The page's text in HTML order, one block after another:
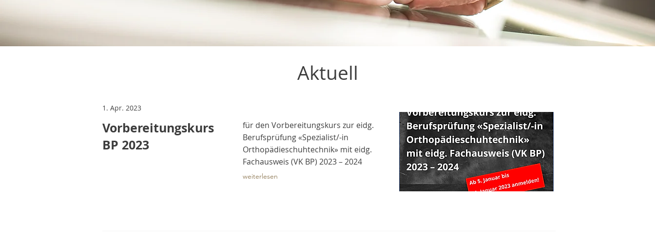
Aktuell
1. Apr. 2023
Vorbereitungskurs
BP 2023
für den Vorbereitungskurs zur eidg.
Berufsprüfung «Spezialist/-in
Orthopädieschuhtechnik» mit eidg.
Fachausweis (VK BP) 2023 – 2024
weiterlesen